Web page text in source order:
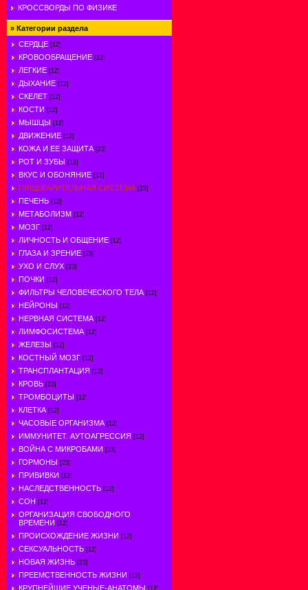
КРОССВОРДЫ ПО ФИЗИКЕ
» Категории раздела
СЕРДЦЕ [12]
КРОВООБРАЩЕНИЕ [12]
ЛЕГКИЕ [12]
ДЫХАНИЕ [12]
СКЕЛЕТ [12]
КОСТИ [12]
МЫШЦЫ [12]
ДВИЖЕНИЕ [12]
КОЖА И ЕЕ ЗАЩИТА [23]
РОТ И ЗУБЫ [12]
ВКУС И ОБОНЯНИЕ [12]
ПИЩЕВАРИТЕЛЬНАЯ СИСТЕМА [23]
ПЕЧЕНЬ [12]
МЕТАБОЛИЗМ [12]
МОЗГ [12]
ЛИЧНОСТЬ И ОБЩЕНИЕ [12]
ГЛАЗА И ЗРЕНИЕ [23]
УХО И СЛУХ [23]
ПОЧКИ [12]
ФИЛЬТРЫ ЧЕЛОВЕЧЕСКОГО ТЕЛА [12]
НЕЙРОНЫ [12]
НЕРВНАЯ СИСТЕМА [12]
ЛИМФОСИСТЕМА [12]
ЖЕЛЕЗЫ [12]
КОСТНЫЙ МОЗГ [12]
ТРАНСПЛАНТАЦИЯ [12]
КРОВЬ [23]
ТРОМБОЦИТЫ [12]
КЛЕТКА [12]
ЧАСОВЫЕ ОРГАНИЗМА [12]
ИММУНИТЕТ. АУТОАГРЕССИЯ [12]
ВОЙНА С МИКРОБАМИ [23]
ГОРМОНЫ [23]
ПРИВИВКИ [12]
НАСЛЕДСТВЕННОСТЬ [12]
СОН [12]
ОРГАНИЗАЦИЯ СВОБОДНОГО
ВРЕМЕНИ [12]
ПРОИСХОЖДЕНИЕ ЖИЗНИ [12]
СЕКСУАЛЬНОСТЬ [12]
НОВАЯ ЖИЗНЬ [23]
ПРЕЕМСТВЕННОСТЬ ЖИЗНИ [12]
КРУПНЕЙШИЕ УЧЕНЫЕ-АНАТОМЫ [12]